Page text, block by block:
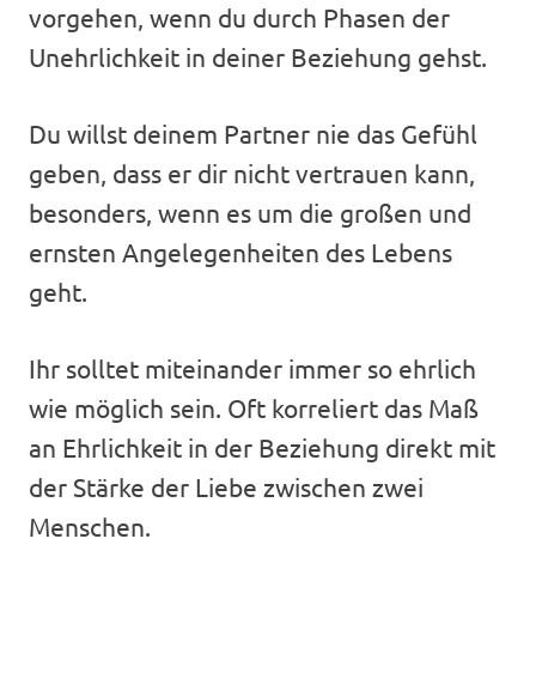
vorgehen, wenn du durch Phasen der
Unehrlichkeit in deiner Beziehung gehst.
Du willst deinem Partner nie das Gefühl
geben, dass er dir nicht vertrauen kann,
besonders, wenn es um die großen und
ernsten Angelegenheiten des Lebens
geht.
Ihr solltet miteinander immer so ehrlich
wie möglich sein. Oft korreliert das Maß
an Ehrlichkeit in der Beziehung direkt mit
der Stärke der Liebe zwischen zwei
Menschen.